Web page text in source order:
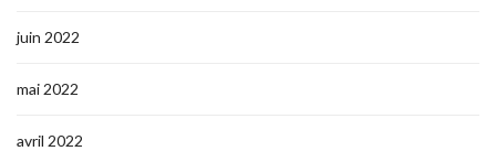
juin 2022
mai 2022
avril 2022